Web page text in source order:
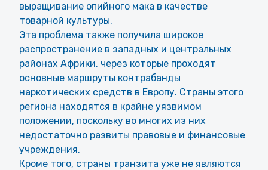
выращивание опийного мака в качестве
товарной культуры.
Эта проблема также получила широкое
распространение в западных и центральных
районах Африки, через которые проходят
основные маршруты контрабанды
наркотических средств в Европу. Страны этого
региона находятся в крайне уязвимом
положении, поскольку во многих из них
недостаточно развиты правовые и финансовые
учреждения.
Кроме того, страны транзита уже не являются